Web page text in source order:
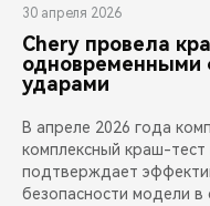
30 апреля 2026
Chery провела
одновременными
ударами
В апреле 2026 года
комплексный краш-
подтверждает
безопасности модели в